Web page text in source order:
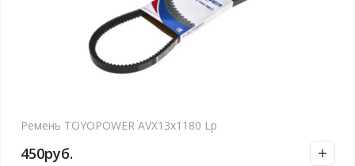
Ремень TOYOPOWER AVX13x1180 Lp
450руб.